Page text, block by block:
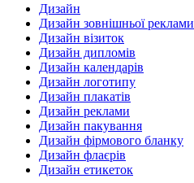
Дизайн
Дизайн зовнішньої реклами
Дизайн візиток
Дизайн дипломів
Дизайн календарів
Дизайн логотипу
Дизайн плакатів
Дизайн реклами
Дизайн пакування
Дизайн фірмового бланку
Дизайн флаєрів
Дизайн етикеток